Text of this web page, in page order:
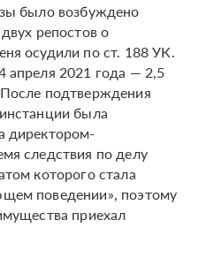
было возбуждено
репостов о
осудили по ст. 188 УК.
апреля 2021 года — 2,5
подтверждения
была
директором-
следствия по делу
которого стала
поведении», поэтому
приехал